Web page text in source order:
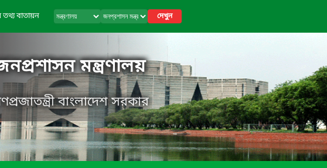
তথ্য বাতায়ন দেখুন
মন্ত্রণালয়
বাংলাদেশ সরকার